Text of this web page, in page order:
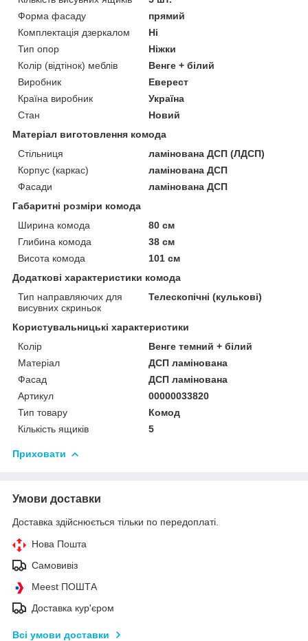
Форма фасаду
прямий
Комплектація дзеркалом
Ні
Тип опор
Ніжки
Колір (відтінок) меблів
Венге + білий
Виробник
Еверест
Країна виробник
Україна
Стан
Новий
Матеріал виготовлення комода
Стільниця
ламінована ДСП (ЛДСП)
Корпус (каркас)
ламінована ДСП
Фасади
ламінована ДСП
Габаритні розміри комода
Ширина комода
80 см
Глибина комода
38 см
Висота комода
101 см
Додаткові характеристики комода
Тип направляючих для
висувних скриньок
Телескопічні (кулькові)
Користувальницькі характеристики
Колір
Венге темний + білий
Матеріал
ДСП ламінована
Фасад
ДСП ламінована
Артикул
00000033820
Тип товару
Комод
Кількість ящиків
5
Приховати
Умови доставки
Доставка здійснюється тільки по передоплаті.
Нова Пошта
Самовивіз
Meest ПОШТА
Доставка кур'єром
Всі умови доставки